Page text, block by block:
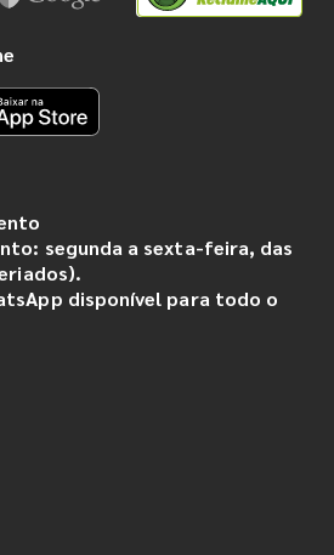
segunda a sexta-feira, das
disponível para todo o